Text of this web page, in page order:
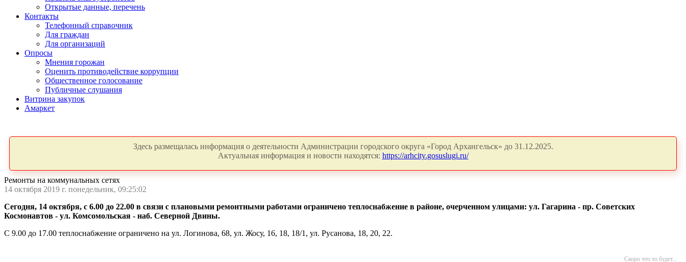
Открытые данные, перечень
Контакты
Телефонный справочник
Для граждан
Для организаций
Опросы
Мнения горожан
Оценить противодействие коррупции
Общественное голосование
Публичные слушания
Витрина закупок
Амаркет
Здесь размещалась информация о деятельности Администрации городского округа «Город Архангельск» до 31.12.2025.
Актуальная информация и новости находятся: https://arhcity.gosuslugi.ru/
Ремонты на коммунальных сетях
14 октября 2019 г. понедельник, 09:25:02
Сегодня, 14 октября, с 6.00 до 22.00 в связи с плановыми ремонтными работами ограничено теплоснабжение в районе, очерченном улицами: ул. Гагарина - пр. Советских
Космонавтов - ул. Комсомольская - наб. Северной Двины.
С 9.00 до 17.00 теплоснабжение ограничено на ул. Логинова, 68, ул. Жосу, 16, 18, 18/1, ул. Русанова, 18, 20, 22.
Скоро что то будет...